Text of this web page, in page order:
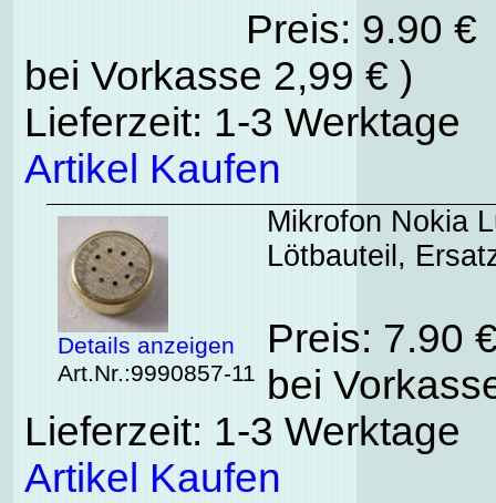
Preis: 9.90
bei Vorkasse 2,99 € )
Lieferzeit: 1-3 Werktage
Artikel Kaufen
Details anzeigen
Art.Nr.:9990857-11
Mikrofon Nokia
Lötbauteil,
Preis: 7.90
bei
Lieferzeit: 1-3 Werktage
Artikel Kaufen